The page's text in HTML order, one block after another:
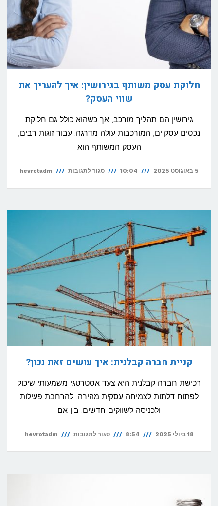
חלוקת עסק משותף בגירושין: איך להעריך את
שווי העסק?
גירושין הם תהליך מורכב, אך כשהוא כולל גם חלוקת
נכסים עסקיים, המורכבות עולה מדרגה. עבור זוגות רבים,
העסק המשותף הוא
5 באוגוסט 2025 10:04 סגור לתגובות על
איך
להעריך
שווי
hevrotadm
קניית חברה קבלנית: איך עושים זאת נכון?
רכישת חברה קבלנית היא צעד אסטרטגי משמעותי שיכול
לפתוח דלתות לצמיחה עסקית מהירה, להרחבת פעילות
ולכניסה לשווקים חדשים. בין אם
18 ביולי 2025 8:54 סגור לתגובות על hevrotadm